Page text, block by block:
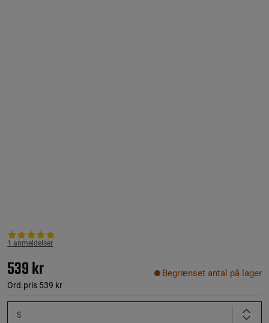
1 anmeldelser
539 kr
Ord.pris 539 kr
Begrænset antal på lager
S